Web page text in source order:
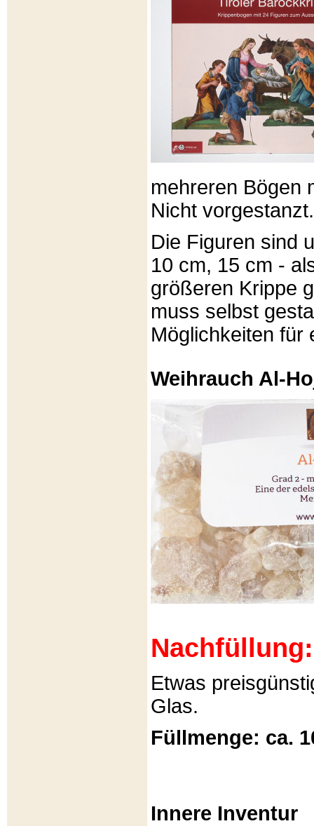
mehreren Bögen
Nicht vorgestanzt.
Die Figuren sind
10 cm, 15 cm -
größeren Krippe
muss selbst
Möglichkeiten für
Weihrauch Al-
Etwas
Glas.
Füllmenge: ca.
Innere Inventur